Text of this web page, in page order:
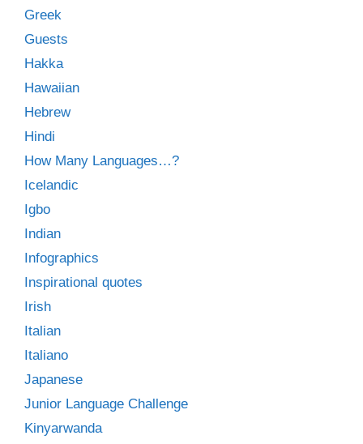
Greek
Guests
Hakka
Hawaiian
Hebrew
Hindi
How Many Languages…?
Icelandic
Igbo
Indian
Infographics
Inspirational quotes
Irish
Italian
Italiano
Japanese
Junior Language Challenge
Kinyarwanda